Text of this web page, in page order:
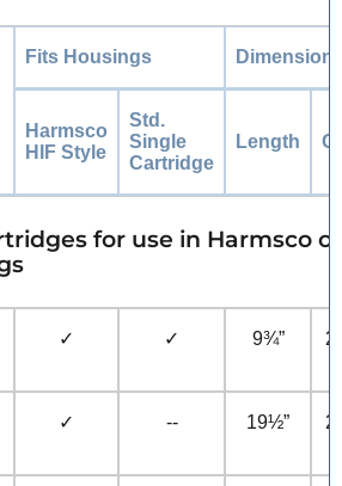
Fits Housings
Harmsco
HIF Style
Std.
Single
Cartridge
Length
for use in Harmsco
✓ ✓ 9¾”
✓ -- 19½”